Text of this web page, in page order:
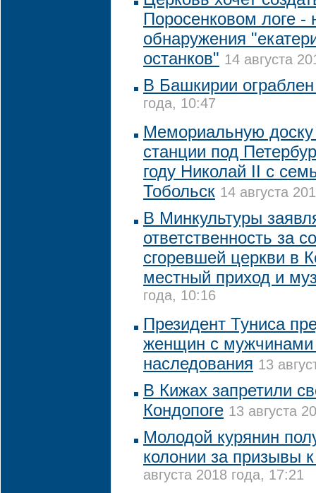
Поросенковом логе -
обнаружения
останков" 14 августа
В Башкирии
года, 10:47
Мемориальную доску
станции под
году Николай II с
Тобольск 14 августа
В Минкультуры
ответственность за
сгоревшей церкви в
местный приход и
года, 10:16
Президент Туниса
женщин с мужчинами
наследования 13
В Кижах запретили
Кондопоге 13 августа
Молодой курянин
колонии за призывы
августа 2018 года, 17:21